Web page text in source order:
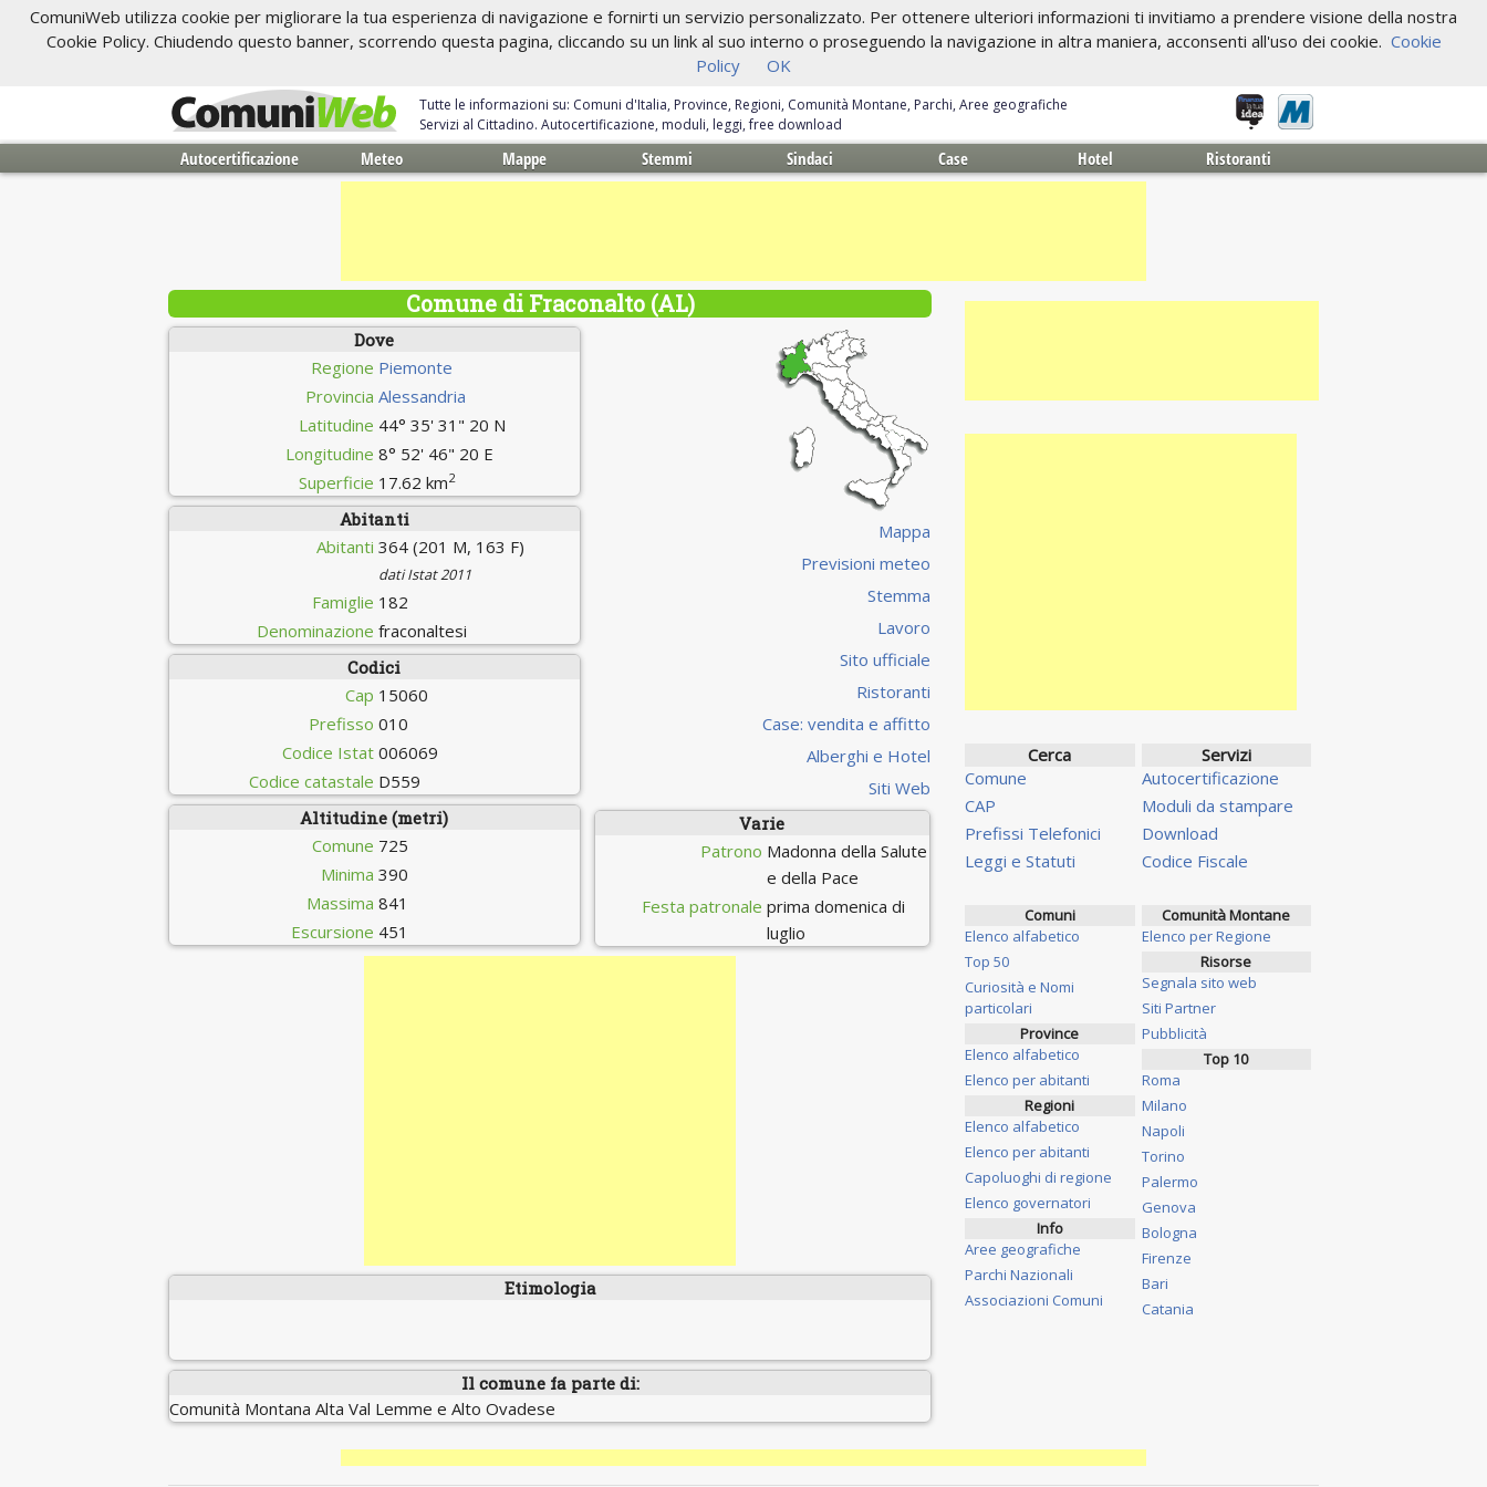
ComuniWeb utilizza cookie per migliorare la tua esperienza di navigazione e fornirti un servizio personalizzato. Per ottenere ulteriori informazioni ti invitiamo a prendere visione della nostra
Cookie Policy. Chiudendo questo banner, scorrendo questa pagina, cliccando su un link al suo interno o proseguendo la navigazione in altra maniera, acconsenti all'uso dei cookie. Cookie
Policy
OK
Tutte le informazioni su: Comuni d'Italia, Province, Regioni, Comunità Montane, Parchi, Aree geografiche
Servizi al Cittadino. Autocertificazione, moduli, leggi, free download
Autocertificazione Meteo Mappe Stemmi Sindaci Case Hotel Ristoranti
Comune di Fraconalto (AL)
Dove
Regione Piemonte
Provincia Alessandria
Latitudine 44° 35' 31" 20 N
Longitudine 8° 52' 46" 20 E
Superficie 17.62 km2
Abitanti
Abitanti 364 (201 M, 163 F)
dati Istat 2011
Famiglie 182
Denominazione fraconaltesi
Codici
Cap 15060
Prefisso 010
Codice Istat 006069
Codice catastale D559
Altitudine (metri)
Comune 725
Minima 390
Massima 841
Escursione 451
Mappa
Previsioni meteo
Stemma
Lavoro
Sito ufficiale
Ristoranti
Case: vendita e affitto
Alberghi e Hotel
Siti Web
Varie
Patrono Madonna della Salute
e della Pace
Festa patronale prima domenica di
luglio
Etimologia
Il comune fa parte di:
Comunità Montana Alta Val Lemme e Alto Ovadese
Cerca
Comune
CAP
Prefissi Telefonici
Leggi e Statuti
Servizi
Autocertificazione
Moduli da stampare
Download
Codice Fiscale
Comuni
Elenco alfabetico
Top 50
Curiosità e Nomi
particolari
Province
Elenco alfabetico
Elenco per abitanti
Regioni
Elenco alfabetico
Elenco per abitanti
Capoluoghi di regione
Elenco governatori
Info
Aree geografiche
Parchi Nazionali
Associazioni Comuni
Comunità Montane
Elenco per Regione
Risorse
Segnala sito web
Siti Partner
Pubblicità
Top 10
Roma
Milano
Napoli
Torino
Palermo
Genova
Bologna
Firenze
Bari
Catania